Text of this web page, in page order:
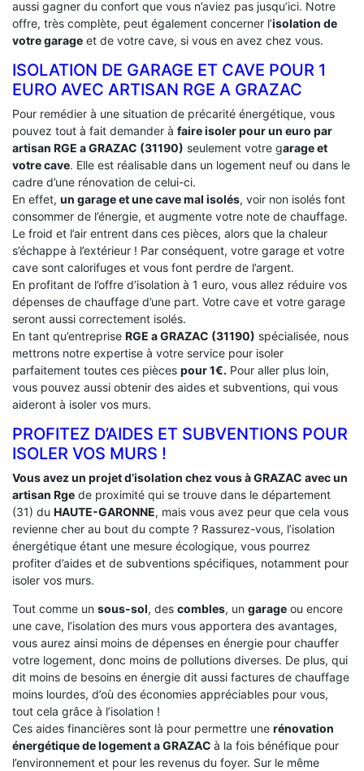
aussi gagner du confort que vous n’aviez pas jusqu’ici. Notre
offre, très complète, peut également concerner l’isolation de
votre garage et de votre cave, si vous en avez chez vous.
ISOLATION DE GARAGE ET CAVE POUR 1
EURO AVEC ARTISAN RGE A GRAZAC
Pour remédier à une situation de précarité énergétique, vous
pouvez tout à fait demander à faire isoler pour un euro par
artisan RGE a GRAZAC (31190) seulement votre garage et
votre cave. Elle est réalisable dans un logement neuf ou dans le
cadre d’une rénovation de celui-ci.
En effet, un garage et une cave mal isolés, voir non isolés font
consommer de l’énergie, et augmente votre note de chauffage.
Le froid et l’air entrent dans ces pièces, alors que la chaleur
s’échappe à l’extérieur ! Par conséquent, votre garage et votre
cave sont calorifuges et vous font perdre de l’argent.
En profitant de l’offre d’isolation à 1 euro, vous allez réduire vos
dépenses de chauffage d’une part. Votre cave et votre garage
seront aussi correctement isolés.
En tant qu’entreprise RGE a GRAZAC (31190) spécialisée, nous
mettrons notre expertise à votre service pour isoler
parfaitement toutes ces pièces pour 1€. Pour aller plus loin,
vous pouvez aussi obtenir des aides et subventions, qui vous
aideront à isoler vos murs.
PROFITEZ D’AIDES ET SUBVENTIONS POUR
ISOLER VOS MURS !
Vous avez un projet d’isolation chez vous à GRAZAC avec un
artisan Rge de proximité qui se trouve dans le département
(31) du HAUTE-GARONNE, mais vous avez peur que cela vous
revienne cher au bout du compte ? Rassurez-vous, l’isolation
énergétique étant une mesure écologique, vous pourrez
profiter d’aides et de subventions spécifiques, notamment pour
isoler vos murs.
Tout comme un sous-sol, des combles, un garage ou encore
une cave, l’isolation des murs vous apportera des avantages,
vous aurez ainsi moins de dépenses en énergie pour chauffer
votre logement, donc moins de pollutions diverses. De plus, qui
dit moins de besoins en énergie dit aussi factures de chauffage
moins lourdes, d’où des économies appréciables pour vous,
tout cela grâce à l’isolation !
Ces aides financières sont là pour permettre une rénovation
énergétique de logement aGRAZAC à la fois bénéfique pour
l’environnement et pour les revenus du foyer. Sur le même